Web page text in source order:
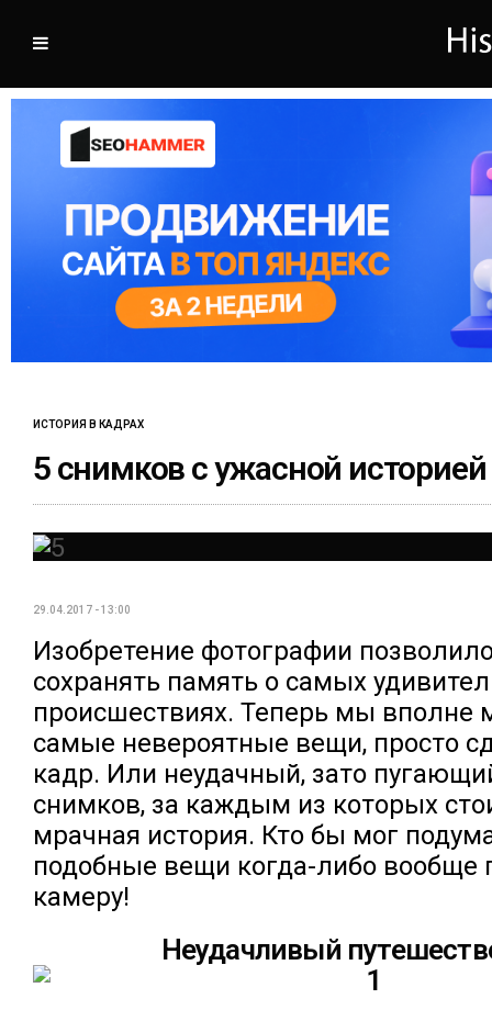
ИСТОРИЯ В КАДРАХ
5 снимков с ужасной историей
29.04.2017 - 13:00
Изобретение фотографии
сохранять память о самых
происшествиях. Теперь мы вполне
самые невероятные вещи, просто
кадр. Или неудачный, зато
снимков, за каждым из которых
мрачная история. Кто бы мог
подобные вещи когда-либо вообще
камеру!
Неудачливый